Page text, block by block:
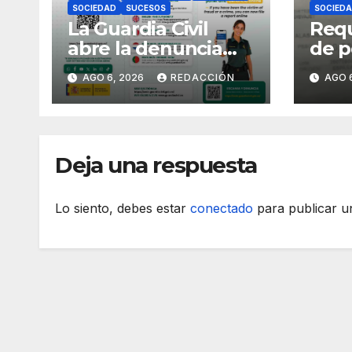
SOCIEDAD
SUCESOS
La Guardia Civil
abre la denuncia
telemática a los
ciudadanos
europeos
AGO 6, 2026 REDACCIÓN
de
AGO
Deja una respuesta
Lo siento, debes estar conectado para publicar